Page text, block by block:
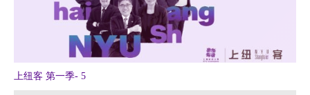
上纽客 第一季- 5